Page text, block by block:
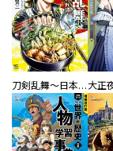
刀剣乱舞～日本号つれづれ酒～